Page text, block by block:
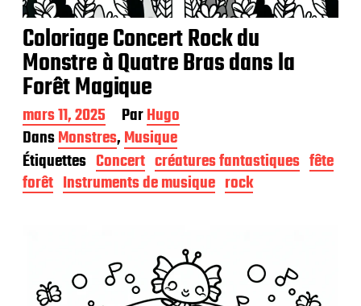
Coloriage Concert Rock du
Monstre à Quatre Bras dans la
Forêt Magique
D
a
t
e
d
e
mars 11, 2025 ParHugo
DansMonstres,Musique
Étiquettes Concert créatures fantastiques fête
forêt Instruments de musique rock